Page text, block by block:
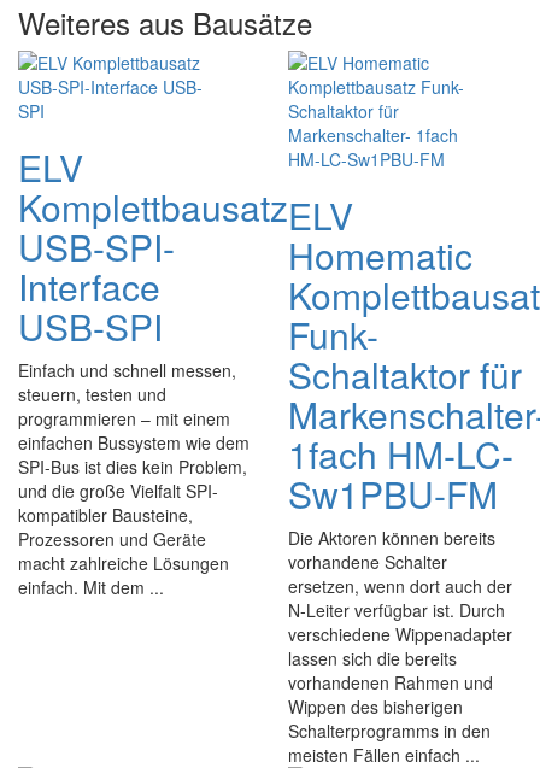
Weiteres aus Bausätze
ELV
Komplettbausatz
USB-SPI-
Interface
USB-SPI
Einfach und schnell messen,
steuern, testen und
programmieren – mit einem
einfachen Bussystem wie dem
SPI-Bus ist dies kein Problem,
und die große Vielfalt SPI-
kompatibler Bausteine,
Prozessoren und Geräte
macht zahlreiche Lösungen
einfach. Mit dem ...
ELV
Homematic
Funk-
Schaltaktor für
1fach HM-LC-
Sw1PBU-FM
Die Aktoren können bereits
vorhandene Schalter
ersetzen, wenn dort auch der
N-Leiter verfügbar ist. Durch
verschiedene Wippenadapter
lassen sich die bereits
vorhandenen Rahmen und
Wippen des bisherigen
Schalterprogramms in den
meisten Fällen einfach ...